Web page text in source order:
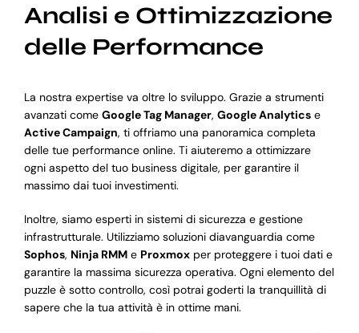
Analisi e Ottimizzazione
delle Performance
La nostra expertise va oltre lo sviluppo. Grazie a strumenti
avanzati come Google Tag Manager, Google Analyticse
Active Campaign, ti offriamo una panoramica completa
delle tue performance online. Ti aiuteremo a ottimizzare
ogni aspetto del tuo business digitale, per garantire il
massimo dai tuoi investimenti.
Inoltre, siamo esperti in sistemi di sicurezza e gestione
infrastrutturale. Utilizziamo soluzioni diavanguardia come
Sophos, Ninja RMMe Proxmoxper proteggere i tuoi dati e
garantire la massima sicurezza operativa. Ogni elemento del
puzzle è sotto controllo, così potrai goderti la tranquillità di
sapere che la tua attività è in ottime mani.